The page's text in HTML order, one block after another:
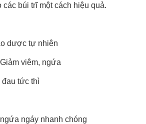
búi trĩ một cách hiệu quả.
dược tự nhiên
viêm, ngứa
đau tức thì
ngáy nhanh chóng